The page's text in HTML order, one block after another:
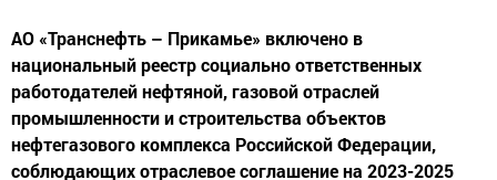
АО «Транснефть – Прикамье» включено в
национальный реестр социально ответственных
работодателей нефтяной, газовой отраслей
промышленности и строительства объектов
нефтегазового комплекса Российской Федерации,
соблюдающих отраслевое соглашение на 2023-2025